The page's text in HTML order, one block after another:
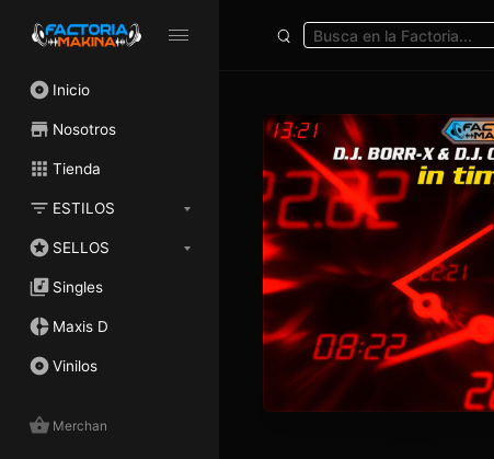
Inicio
Nosotros
Tienda
ESTILOS
SELLOS
Singles
Maxis D
Vinilos
Merchan